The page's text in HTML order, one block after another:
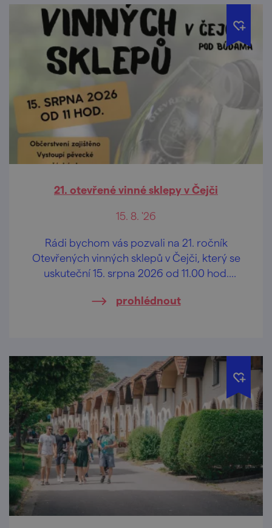
21. otevřené vinné sklepy v Čejči
15. 8. '26
Rádi bychom vás pozvali na 21. ročník
Otevřených vinných sklepů v Čejči, který se
uskuteční 15. srpna 2026 od 11.00 hod.
Búdama".
prohlédnout